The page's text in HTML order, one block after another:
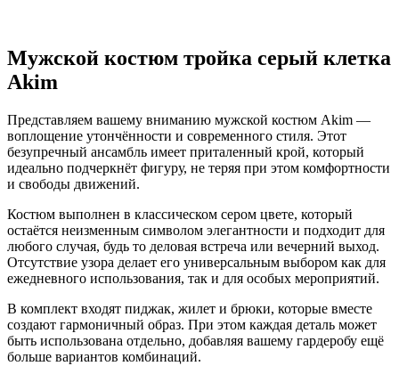
Мужской костюм тройка серый клетка
Akim
Представляем вашему вниманию мужской костюм Akim —
воплощение утончённости и современного стиля. Этот
безупречный ансамбль имеет приталенный крой, который
идеально подчеркнёт фигуру, не теряя при этом комфортности
и свободы движений.
Костюм выполнен в классическом сером цвете, который
остаётся неизменным символом элегантности и подходит для
любого случая, будь то деловая встреча или вечерний выход.
Отсутствие узора делает его универсальным выбором как для
ежедневного использования, так и для особых мероприятий.
В комплект входят пиджак, жилет и брюки, которые вместе
создают гармоничный образ. При этом каждая деталь может
быть использована отдельно, добавляя вашему гардеробу ещё
больше вариантов комбинаций.